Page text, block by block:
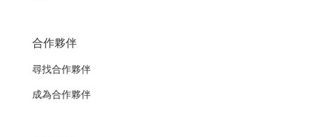
合作夥伴
尋找合作夥伴
成為合作夥伴